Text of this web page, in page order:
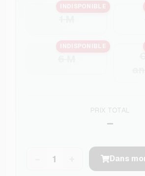
INDISPONIBLE
INDISPONIBLE
PRIX TOTAL
–
Dans